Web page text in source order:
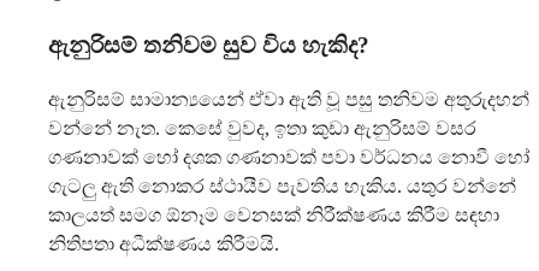
ඇනුරිසම් තනිවම සුව විය හැකිද?
ඇනුරිසම් සාමාන්‍යයෙන් ඒවා ඇති වූ පසු තනිවම අතුරුදහන්
වන්නේ නැත. කෙසේ වුවද, ඉතා කුඩා ඇනුරිසම් වසර
ගණනාවක් හෝ දශක ගණනාවක් පවා වර්ධනය නොවී හෝ
ගැටලු ඇති නොකර ස්ථායීව පැවතිය හැකිය. යතුර වන්නේ
කාලයත් සමග ඕනෑම වෙනසක් නිරීක්ෂණය කිරීම සඳහා
නිතිපතා අධීක්ෂණය කිරීමයි.